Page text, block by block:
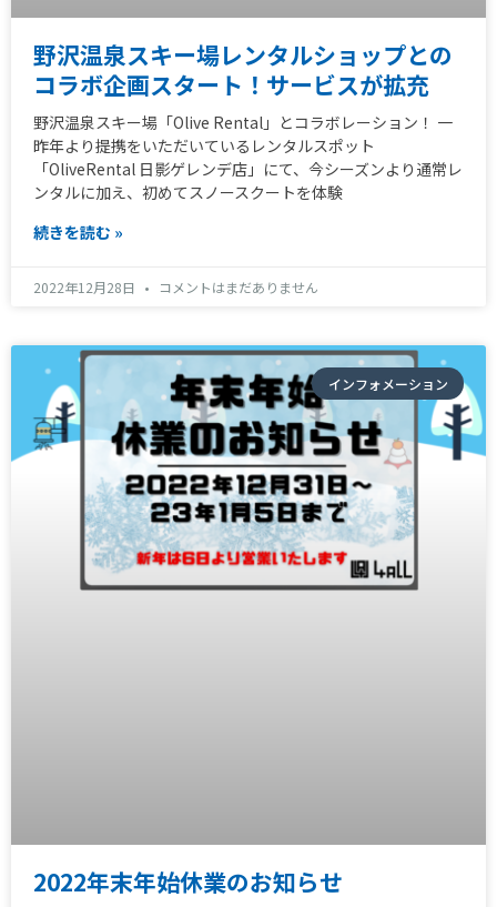
野沢温泉スキー場レンタルショップとの
コラボ企画スタート！サービスが拡充
野沢温泉スキー場「Olive Rental」とコラボレーション！ 一
昨年より提携をいただいているレンタルスポット
「OliveRental 日影ゲレンデ店」にて、今シーズンより通常レ
ンタルに加え、初めてスノースクートを体験
続きを読む »
2022年12月28日 コメントはまだありません
インフォメーション
2022年末年始休業のお知らせ